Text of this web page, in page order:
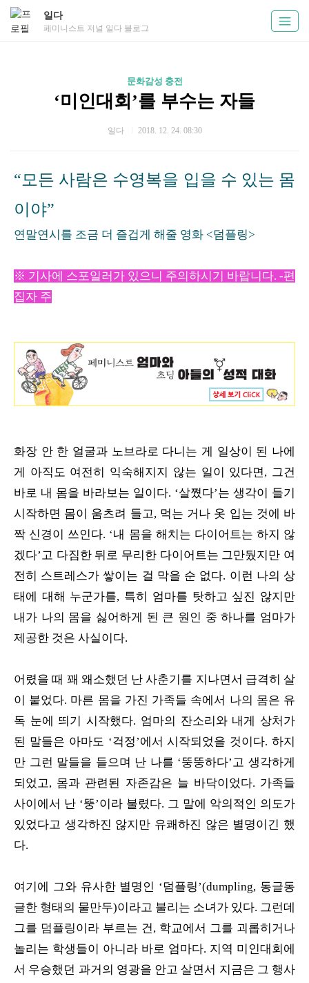
일다
페미니스트 저널 일다 블로그
문화감성 충전
‘미인대회’를 부수는 자들
일다 2018. 12. 24. 08:30
“모든 사람은 수영복을 입을 수 있는 몸
이야”
연말연시를 조금 더 즐겁게 해줄 영화 <덤플링>
※ 기사에 스포일러가 있으니 주의하시기 바랍니다. -편
집자 주
화장 안 한 얼굴과 노브라로 다니는 게 일상이 된 나에
게 아직도 여전히 익숙해지지 않는 일이 있다면, 그건
바로 내 몸을 바라보는 일이다. ‘살쪘다’는 생각이 들기
시작하면 몸이 움츠려 들고, 먹는 거나 옷 입는 것에 바
짝 신경이 쓰인다. ‘내 몸을 해치는 다이어트는 하지 않
겠다’고 다짐한 뒤로 무리한 다이어트는 그만뒀지만 여
전히 스트레스가 쌓이는 걸 막을 순 없다. 이런 나의 상
태에 대해 누군가를, 특히 엄마를 탓하고 싶진 않지만
내가 나의 몸을 싫어하게 된 큰 원인 중 하나를 엄마가
제공한 것은 사실이다.
어렸을 때 꽤 왜소했던 난 사춘기를 지나면서 급격히 살
이 붙었다. 마른 몸을 가진 가족들 속에서 나의 몸은 유
독 눈에 띄기 시작했다. 엄마의 잔소리와 내게 상처가
된 말들은 아마도 ‘걱정’에서 시작되었을 것이다. 하지
만 그런 말들을 들으며 난 나를 ‘뚱뚱하다’고 생각하게
되었고, 몸과 관련된 자존감은 늘 바닥이었다. 가족들
사이에서 난 ‘뚱’이라 불렸다. 그 말에 악의적인 의도가
있었다고 생각하진 않지만 유쾌하진 않은 별명이긴 했
다.
여기에 그와 유사한 별명인 ‘덤플링’(dumpling, 동글동
글한 형태의 물만두)이라고 불리는 소녀가 있다. 그런데
그를 덤플링이라 부르는 건, 학교에서 그를 괴롭히거나
놀리는 학생들이 아니라 바로 엄마다. 지역 미인대회에
서 우승했던 과거의 영광을 안고 살면서 지금은 그 행사